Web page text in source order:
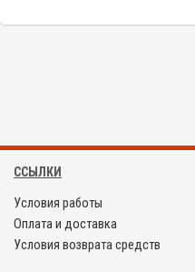
ССЫЛКИ
Условия работы
Оплата и доставка
Условия возврата средств